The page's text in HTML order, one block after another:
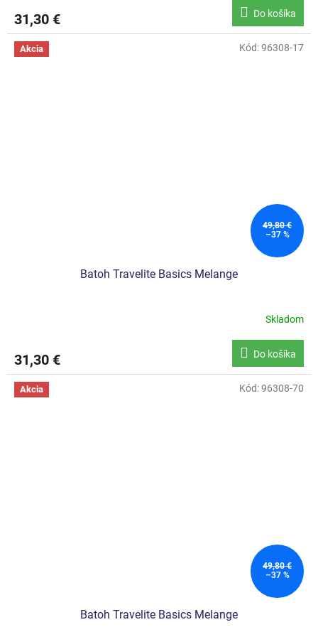
31,30 € Do košíka
Akcia
49,80 €
–37 %
Batoh Travelite Basics Melange
Skladom
31,30 € Do košíka
Kód:96308-17
Akcia
49,80 €
–37 %
Batoh Travelite Basics Melange
Kód:96308-70